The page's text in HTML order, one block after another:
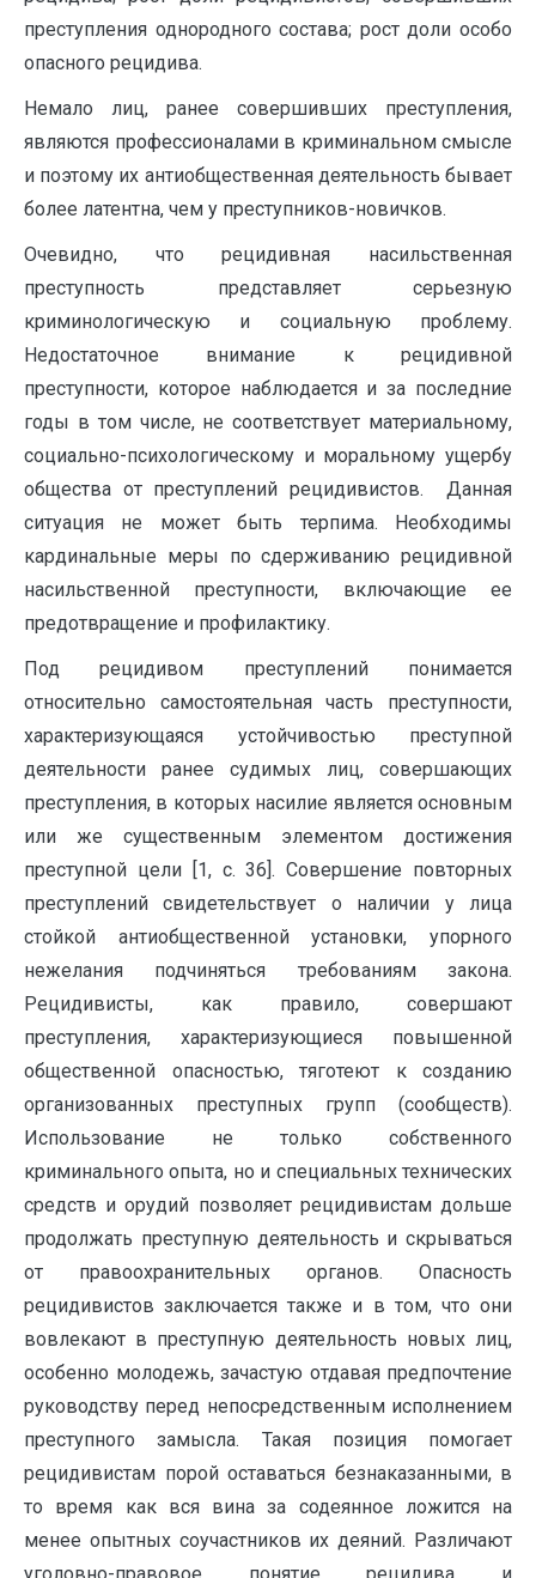
преступления однородного состава; рост доли особо
опасного рецидива.
Немало лиц, ранее совершивших преступления,
являются профессионалами в криминальном смысле
и поэтому их антиобщественная деятельность бывает
более латентна, чем у преступников-новичков.
Очевидно, что рецидивная насильственная
преступность представляет серьезную
криминологическую и социальную проблему.
Недостаточное внимание к рецидивной
преступности, которое наблюдается и за последние
годы в том числе, не соответствует материальному,
социально-психологическому и моральному ущербу
общества от преступлений рецидивистов. Данная
ситуация не может быть терпима. Необходимы
кардинальные меры по сдерживанию рецидивной
насильственной преступности, включающие ее
предотвращение и профилактику.
Под рецидивом преступлений понимается
относительно самостоятельная часть преступности,
характеризующаяся устойчивостью преступной
деятельности ранее судимых лиц, совершающих
преступления, в которых насилие является основным
или же существенным элементом достижения
преступной цели [1, c. 36]. Совершение повторных
преступлений свидетельствует о наличии у лица
стойкой антиобщественной установки, упорного
нежелания подчиняться требованиям закона.
Рецидивисты, как правило, совершают
преступления, характеризующиеся повышенной
общественной опасностью, тяготеют к созданию
организованных преступных групп (сообществ).
Использование не только собственного
криминального опыта, но и специальных технических
средств и орудий позволяет рецидивистам дольше
продолжать преступную деятельность и скрываться
от правоохранительных органов. Опасность
рецидивистов заключается также и в том, что они
вовлекают в преступную деятельность новых лиц,
особенно молодежь, зачастую отдавая предпочтение
руководству перед непосредственным исполнением
преступного замысла. Такая позиция помогает
рецидивистам порой оставаться безнаказанными, в
то время как вся вина за содеянное ложится на
менее опытных соучастников их деяний. Различают